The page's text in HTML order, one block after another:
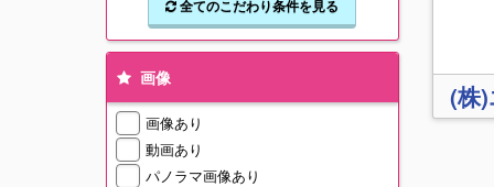
全てのこだわり条件を見る
画像
画像あり
動画あり
パノラマ画像あり
(株